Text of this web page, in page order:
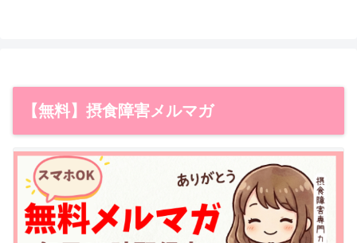
【無料】摂食障害メルマガ